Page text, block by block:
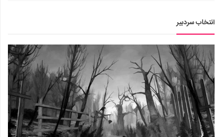
انتخاب سردبیر